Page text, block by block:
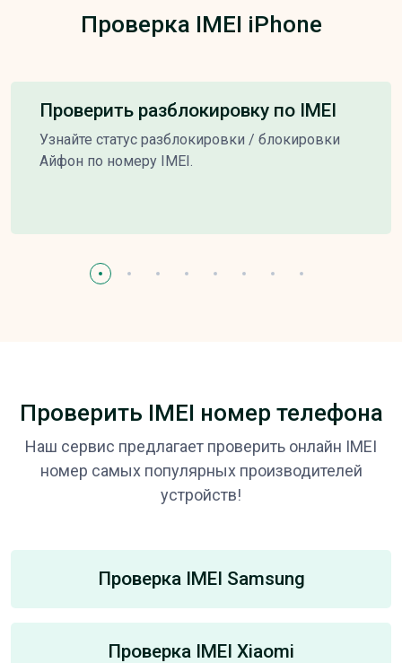
Проверка IMEI iPhone
Проверить разблокировку по IMEI
Узнайте статус разблокировки / блокировки
Айфон по номеру IMEI.
Проверить IMEI номер телефона
Наш сервис предлагает проверить онлайн IMEI
номер самых популярных производителей
устройств!
Проверка IMEI Samsung
Проверка IMEI Xiaomi